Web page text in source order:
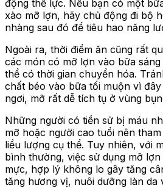
động thể lực. Nếu bạn có một
xào mỡ lợn, hãy chủ động đi bộ
nhàng sau đó để tiêu hao năng
Ngoài ra, thời điểm ăn cũng rất
các món có mỡ lợn vào bữa
thể có thời gian chuyển hóa.
chất béo vào bữa tối muộn vì
ngơi, mỡ rất dễ tích tụ ở vùng
Những người có tiền sử bị máu
mỡ hoặc người cao tuổi nên
liều lượng cụ thể. Tuy nhiên, với
bình thường, việc sử dụng mỡ
mực, hợp lý không lo gây tăng
tăng hương vị, nuôi dưỡng làn da